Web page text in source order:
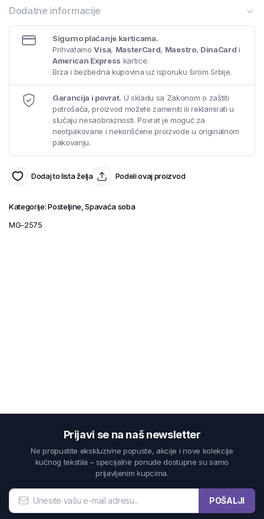
Dodatne informacije
Sigurno plaćanje karticama.
PrihvatamoVisa, MasterCard, Maestro, DinaCard i
American Express kartice.
Brza i bezbedna kupovina uz isporuku širom Srbije.
Garancija i povrat. U skladu sa Zakonom o zaštiti
potrošača, proizvod možete zameniti ili reklamirati u
slučaju nesaobraznosti. Povrat je moguć za
neotpakovane i nekorišćene proizvode u originalnom
pakovanju.
Dodaj to lista želja Podeli ovaj proizvod
Kategorije:Posteljine ,Spavaća soba
MG-2575
Prijavi se na naš newsletter
Ne propustite ekskluzivne popuste, akcije i nove kolekcije
kućnog tekstila – specijalne ponude dostupne su samo
prijavljenim kupcima.
POŠALJI